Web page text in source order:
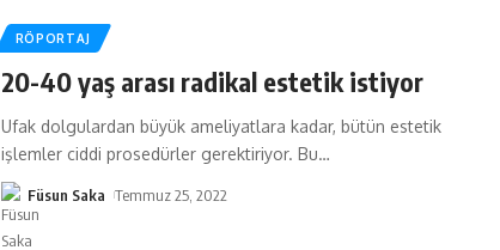
RÖPORTAJ
20-40 yaş arası radikal estetik istiyor
Ufak dolgulardan büyük ameliyatlara kadar, bütün estetik
işlemler ciddi prosedürler gerektiriyor. Bu…
Füsun Saka Temmuz 25, 2022